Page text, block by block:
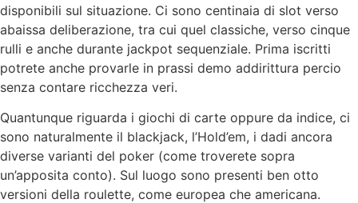
disponibili sul situazione. Ci sono centinaia di slot verso
abaissa deliberazione, tra cui quel classiche, verso cinque
rulli e anche durante jackpot sequenziale. Prima iscritti
potrete anche provarle in prassi demo addirittura percio
senza contare ricchezza veri.
Quantunque riguarda i giochi di carte oppure da indice, ci
sono naturalmente il blackjack, l’Hold’em, i dadi ancora
diverse varianti del poker (come troverete sopra
un’apposita conto). Sul luogo sono presenti ben otto
versioni della roulette, come europea che americana.